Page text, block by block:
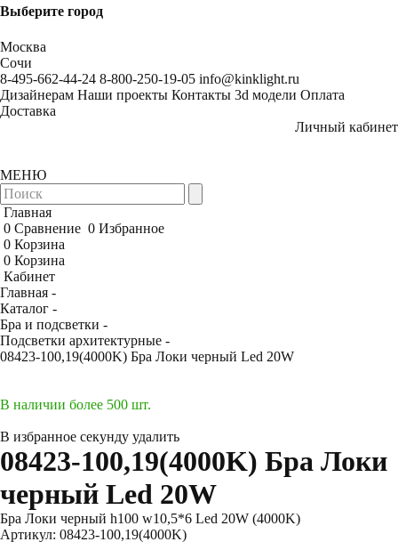
Выберите город
Москва
Сочи
8-495-662-44-24 8-800-250-19-05 info@kinklight.ru
Дизайнерам Наши проекты Контакты 3d модели Оплата
Доставка
Личный кабинет
МЕНЮ
Главная
0 Сравнение 0 Избранное
0 Корзина
0 Корзина
Кабинет
Главная -
Каталог -
Бра и подсветки -
Подсветки архитектурные -
08423-100,19(4000K) Бра Локи черный Led 20W
В наличии более 500 шт.
В избранное секунду удалить
08423-100,19(4000K) Бра Локи
черный Led 20W
Бра Локи черный h100 w10,5*6 Led 20W (4000K)
Артикул: 08423-100,19(4000K)